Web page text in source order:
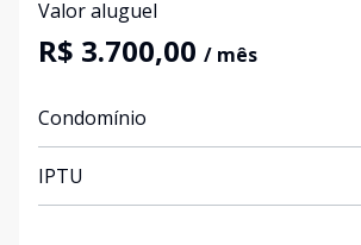
Valor aluguel
R$ 3.700,00 / mês
Condomínio
IPTU